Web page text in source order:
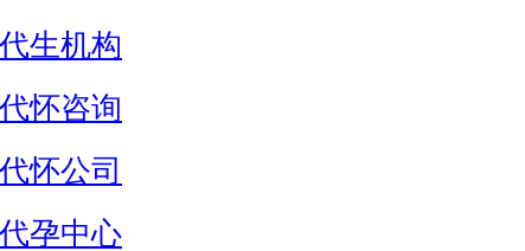
生机构
怀咨询
怀公司
孕中心